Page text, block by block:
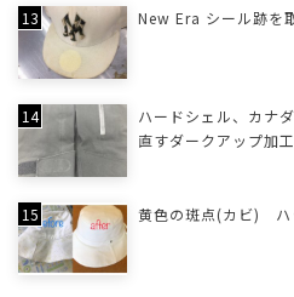
New Era シール跡を
ハードシェル、カナ
直すダークアップ加
黄色の斑点(カビ) ハ